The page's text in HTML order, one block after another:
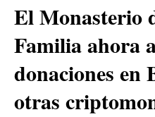
El Monasterio
Familia ahora
donaciones en
otras